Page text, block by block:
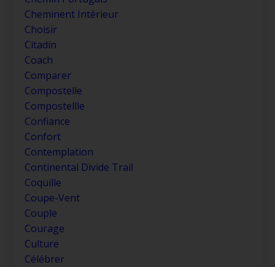
Cheminent Intérieur
Choisir
Citadin
Coach
Comparer
Compostelle
Compostellle
Confiance
Confort
Contemplation
Continental Divide Trail
Coquille
Coupe-Vent
Couple
Courage
Culture
Célébrer